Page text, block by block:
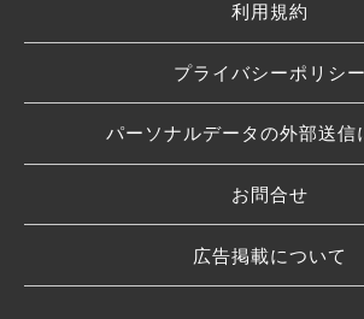
利用規約
プライバシーポリシー
パーソナルデータの外部送信
お問合せ
広告掲載について